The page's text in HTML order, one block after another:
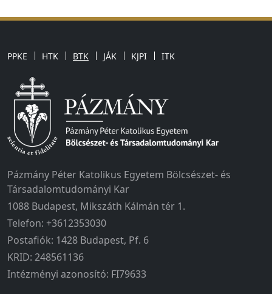
PPKE HTK BTK JÁK KJPI ITK
Pázmány Péter Katolikus Egyetem Bölcsészet- és
Társadalomtudományi Kar
1088 Budapest, Mikszáth Kálmán tér 1.
Telefon: +3612353030
Postafiók: 1428 Budapest, Pf. 6
KRID: 248561136
Intézményi azonosító: FI79633